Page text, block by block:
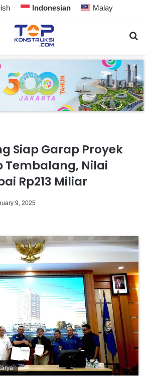
Indonesian Malay
Siap Garap Proyek
Tembalang, Nilai
Rp213 Miliar
9, 2025